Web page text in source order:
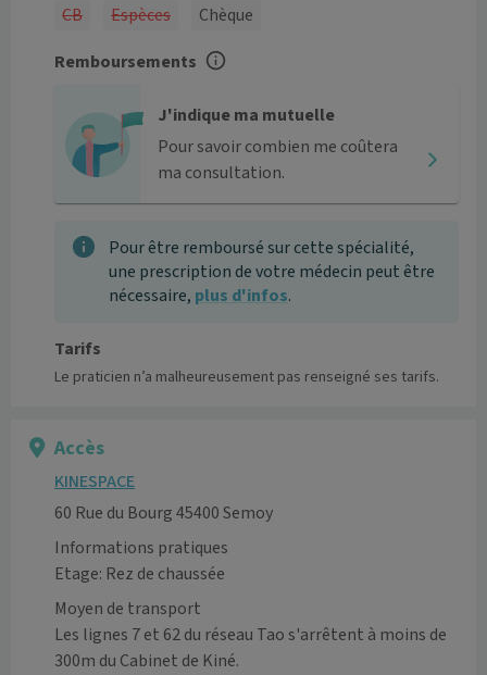
CB
Espèces
Chèque
Remboursements
J'indique ma mutuelle
Pour savoir combien me coûtera
ma consultation.
Pour être remboursé sur cette spécialité,
une prescription de votre médecin peut être
nécessaire, plus d'infos.
Tarifs
Le praticien n’a malheureusement pas renseigné ses tarifs.
Accès
KINESPACE
60 Rue du Bourg 45400 Semoy
Informations pratiques
Etage: Rez de chaussée
Moyen de transport
Les lignes 7 et 62 du réseau Tao s'arrêtent à moins de
300m du Cabinet de Kiné.